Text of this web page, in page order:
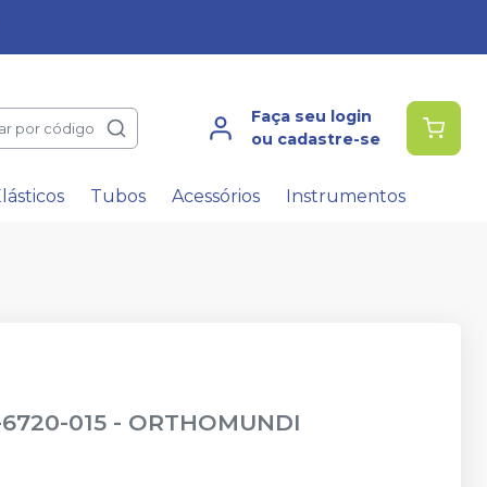
por código
Faça seu login
ou cadastre-se
Tubos Acessórios Instrumentos
015 - ORTHOMUNDI